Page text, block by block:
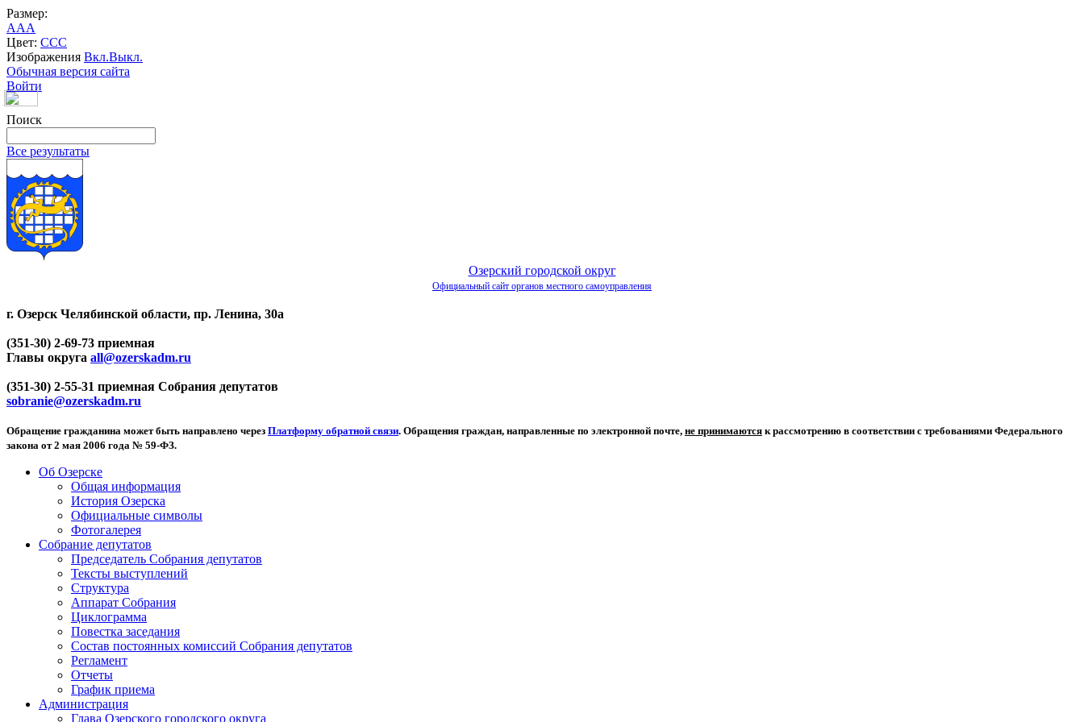
Размер:
AAA
Цвет: CCC
Изображения Вкл.Выкл.
Обычная версия сайта
Войти
Поиск
Все результаты
Озерский городской округ
Официальный сайт органов местного самоуправления
г. Озерск Челябинской области, пр. Ленина, 30а
(351-30) 2-69-73 приемная
Главы округа all@ozerskadm.ru
(351-30) 2-55-31 приемная Собрания депутатов
sobranie@ozerskadm.ru
Обращение гражданина может быть направлено через Платформу обратной связи. Обращения граждан, направленные по электронной почте, не принимаются к рассмотрению в соответствии с требованиями Федерального
закона от 2 мая 2006 года № 59-ФЗ.
Об Озерске
Общая информация
История Озерска
Официальные символы
Фотогалерея
Собрание депутатов
Председатель Собрания депутатов
Тексты выступлений
Структура
Аппарат Собрания
Циклограмма
Повестка заседания
Состав постоянных комиссий Собрания депутатов
Регламент
Отчеты
График приема
Администрация
Глава Озерского городского округа